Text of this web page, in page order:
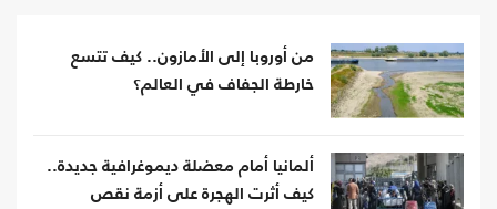
من أوروبا إلى الأمازون.. كيف تتسع
خارطة الجفاف في العالم؟
ألمانيا أمام معضلة ديموغرافية جديدة..
كيف أثرت الهجرة على أزمة نقص